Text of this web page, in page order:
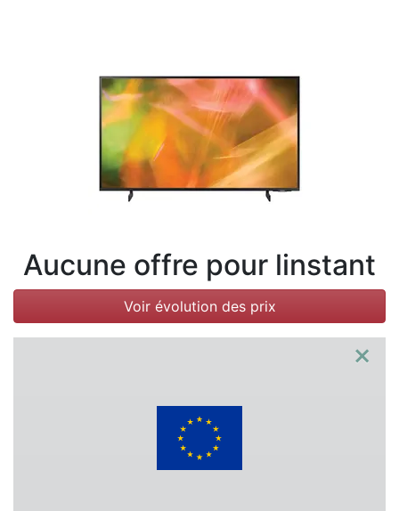
Catégories
Aucune offre pour linstant
Voir évolution des prix
×